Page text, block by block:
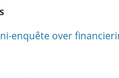
enquête over